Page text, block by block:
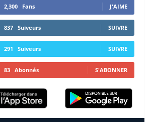
2,300 Fans J'AIME
837 Suiveurs SUIVRE
291 Suiveurs SUIVRE
83 Abonnés S'ABONNER